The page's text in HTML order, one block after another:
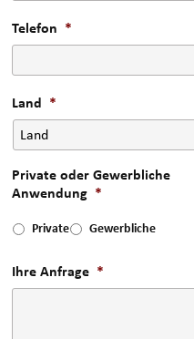
Telefon *
Land *
Private oder Gewerbliche
Anwendung *
Private Gewerbliche
Ihre Anfrage *